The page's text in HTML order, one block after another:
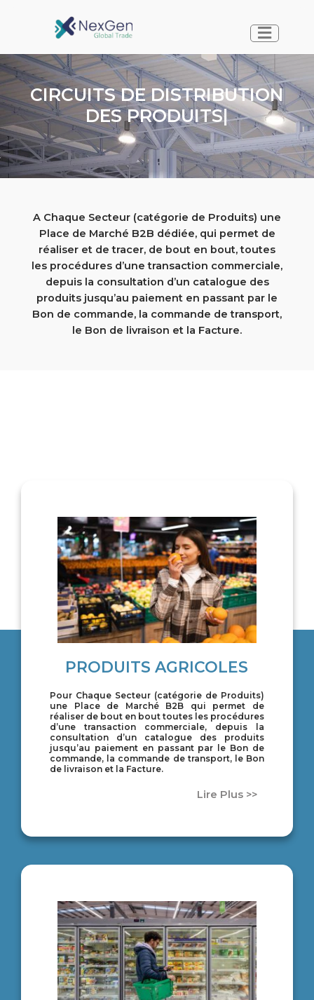
CIRCUITS DE DISTRIBUTION
DES PRODUITS DE CO
A Chaque Secteur (catégorie de Produits) une
Place de Marché B2B dédiée, qui permet de
réaliser et de tracer, de bout en bout, toutes
les procédures d’une transaction commerciale,
depuis la consultation d’un catalogue des
produits jusqu’au paiement en passant par le
Bon de commande, la commande de transport,
le Bon de livraison et la Facture.
PRODUITS AGRICOLES
Pour Chaque Secteur (catégorie de Produits)
une Place de Marché B2B qui permet de
réaliser de bout en bout toutes les procédures
d’une transaction commerciale, depuis la
consultation d’un catalogue des produits
jusqu’au paiement en passant par le Bon de
commande, la commande de transport, le Bon
de livraison et la Facture.
Lire Plus >>